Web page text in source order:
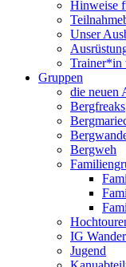
Hinweise
Unser
Trainer*in
Gruppen
die neuen
Bergfreaks
Bergweh
IG
Jugend